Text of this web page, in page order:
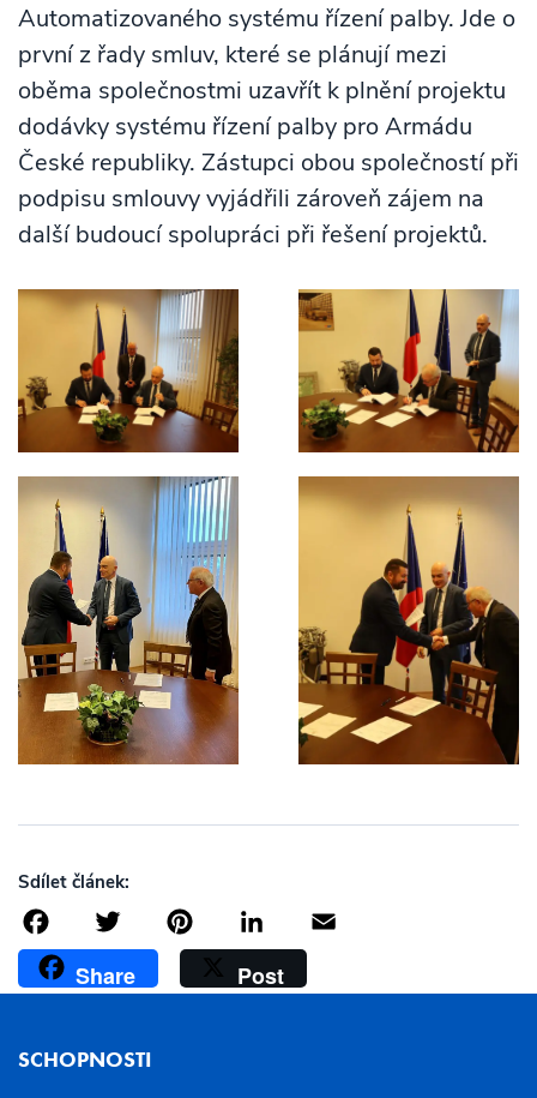
Automatizovaného systému řízení palby. Jde o
první z řady smluv, které se plánují mezi
oběma společnostmi uzavřít k plnění projektu
dodávky systému řízení palby pro Armádu
České republiky. Zástupci obou společností při
podpisu smlouvy vyjádřili zároveň zájem na
další budoucí spolupráci při řešení projektů.
Sdílet článek:
FacebookTwitterPinterestLinkedIn
Share Post
SCHOPNOSTI